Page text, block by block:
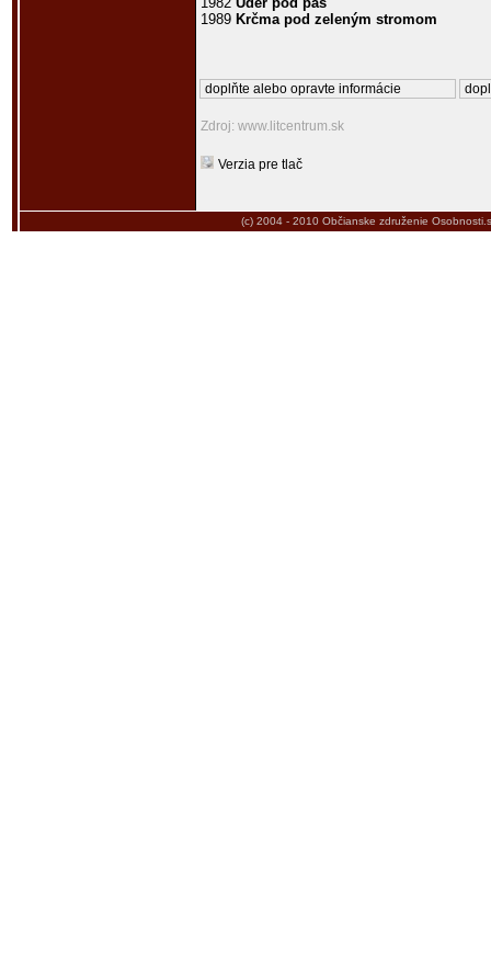
1989 Krčma pod zeleným stromom
doplňte alebo opravte informácie
Zdroj: www.litcentrum.sk
Verzia pre tlač
(c) 2004 - 2010 Občianske združenie